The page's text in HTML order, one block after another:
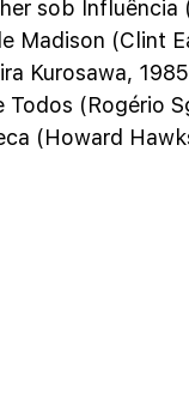
sob Influência
Madison (Clint
Kurosawa,
Todos (Rogério
(Howard